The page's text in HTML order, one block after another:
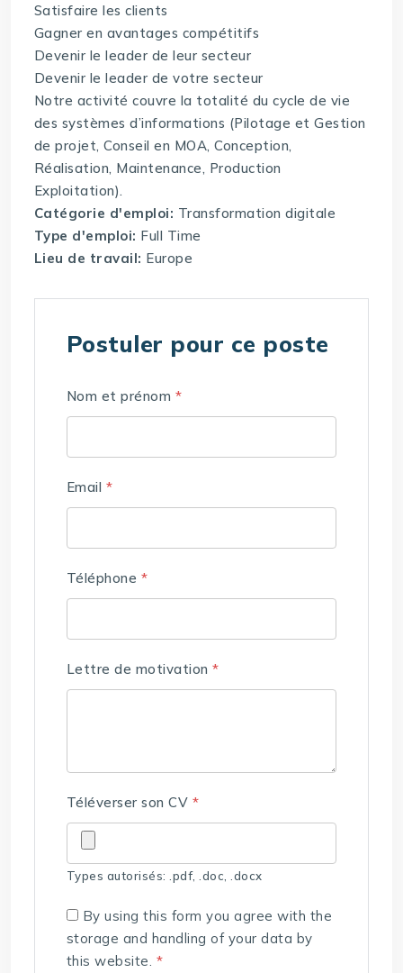
Satisfaire les clients
Gagner en avantages compétitifs
Devenir le leader de leur secteur
Devenir le leader de votre secteur
Notre activité couvre la totalité du cycle de vie
des systèmes d’informations (Pilotage et Gestion
de projet, Conseil en MOA, Conception,
Réalisation, Maintenance, Production
Exploitation).
Catégorie d'emploi: Transformation digitale
Type d'emploi: Full Time
Lieu de travail: Europe
Postuler pour ce poste
Nom et prénom *
Email *
Téléphone *
Lettre de motivation*
Téléverser son CV *
Types autorisés: .pdf, .doc, .docx
By using this form you agree with the
storage and handling of your data by
this website. *